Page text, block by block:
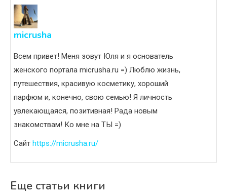
micrusha
Всем привет! Меня зовут Юля и я основатель
женского портала micrusha.ru =) Люблю жизнь,
путешествия, красивую косметику, хороший
парфюм и, конечно, свою семью! Я личность
увлекающаяся, позитивная! Рада новым
знакомствам! Ко мне на ТЫ =)
Сайт https://micrusha.ru/
Еще статьи книги